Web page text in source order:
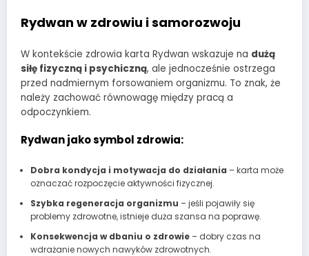
Rydwan w zdrowiu i samorozwoju
W kontekście zdrowia karta Rydwan wskazuje na dużą
siłę fizyczną i psychiczną, ale jednocześnie ostrzega
przed nadmiernym forsowaniem organizmu. To znak, że
należy zachować równowagę między pracą a
odpoczynkiem.
Rydwan jako symbol zdrowia:
Dobra kondycja i motywacja do działania – karta może
oznaczać rozpoczęcie aktywności fizycznej.
Szybka regeneracja organizmu – jeśli pojawiły się
problemy zdrowotne, istnieje duża szansa na poprawę.
Konsekwencja w dbaniu o zdrowie– dobry czas na
wdrażanie nowych nawyków zdrowotnych.